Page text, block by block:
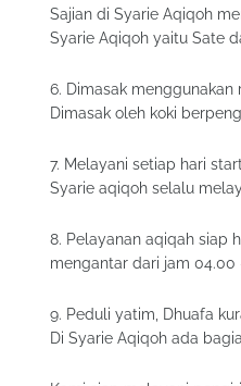
Sajian di Syarie Aqiqoh
Syarie Aqiqoh yaitu Sate
6. Dimasak
Dimasak oleh koki
7. Melayani setiap hari
Syarie aqiqoh selalu
8. Pelayanan aqiqah siap
mengantar dari jam 04.00
9. Peduli yatim, Dhuafa
Di Syarie Aqiqoh ada